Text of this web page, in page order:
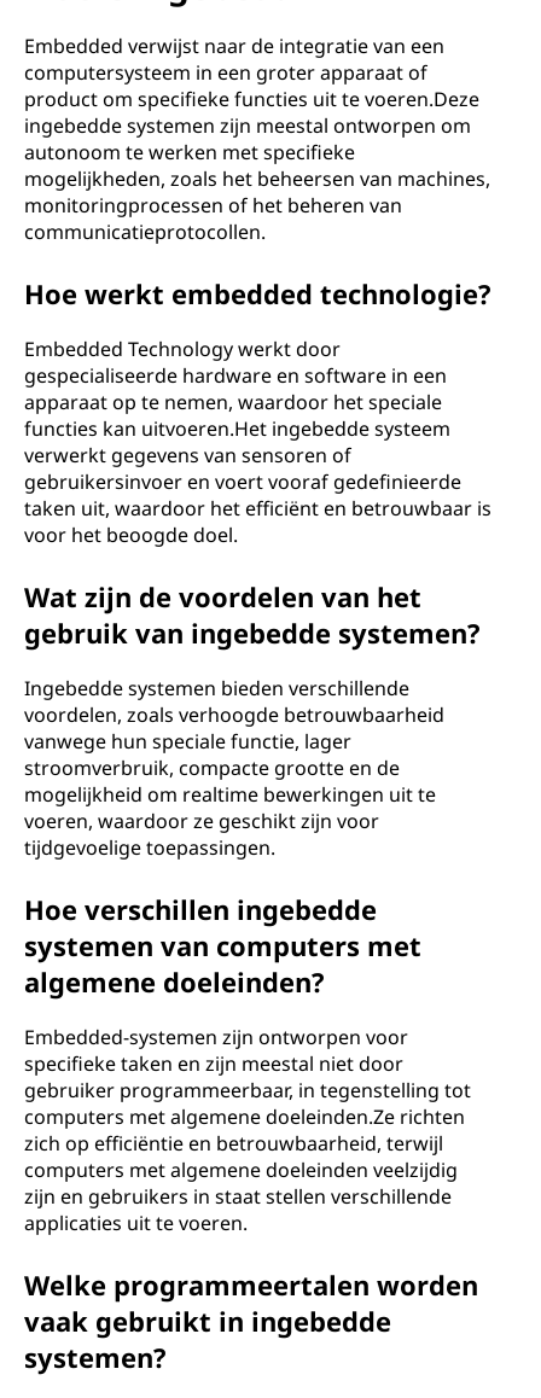
Embedded verwijst naar de integratie van een
computersysteem in een groter apparaat of
product om specifieke functies uit te voeren.Deze
ingebedde systemen zijn meestal ontworpen om
autonoom te werken met specifieke
mogelijkheden, zoals het beheersen van machines,
monitoringprocessen of het beheren van
communicatieprotocollen.
Hoe werkt embedded technologie?
Embedded Technology werkt door
gespecialiseerde hardware en software in een
apparaat op te nemen, waardoor het speciale
functies kan uitvoeren.Het ingebedde systeem
verwerkt gegevens van sensoren of
gebruikersinvoer en voert vooraf gedefinieerde
taken uit, waardoor het efficiënt en betrouwbaar is
voor het beoogde doel.
Wat zijn de voordelen van het
gebruik van ingebedde systemen?
Ingebedde systemen bieden verschillende
voordelen, zoals verhoogde betrouwbaarheid
vanwege hun speciale functie, lager
stroomverbruik, compacte grootte en de
mogelijkheid om realtime bewerkingen uit te
voeren, waardoor ze geschikt zijn voor
tijdgevoelige toepassingen.
Hoe verschillen ingebedde
systemen van computers met
algemene doeleinden?
Embedded-systemen zijn ontworpen voor
specifieke taken en zijn meestal niet door
gebruiker programmeerbaar, in tegenstelling tot
computers met algemene doeleinden.Ze richten
zich op efficiëntie en betrouwbaarheid, terwijl
computers met algemene doeleinden veelzijdig
zijn en gebruikers in staat stellen verschillende
applicaties uit te voeren.
Welke programmeertalen worden
vaak gebruikt in ingebedde
systemen?